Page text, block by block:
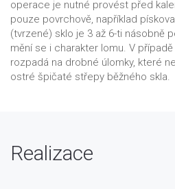
operace je nutné provést před
pouze povrchově, například
(tvrzené) sklo je 3 až 6-ti násobně
mění se i charakter lomu. V
rozpadá na drobné úlomky, které
ostré špičaté střepy běžného skla.
Realizace